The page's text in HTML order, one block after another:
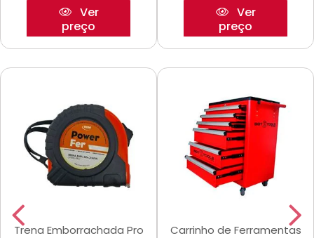
Ver
preço
Ver
preço
Trena Emborrachada Pro
Carrinho de Ferramentas